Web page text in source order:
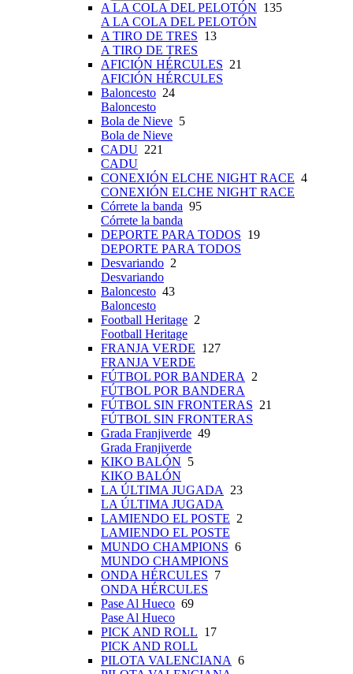
A LA COLA DEL PELOTÓN 135
A LA COLA DEL PELOTÓN
A TIRO DE TRES 13
A TIRO DE TRES
AFICIÓN HÉRCULES 21
AFICIÓN HÉRCULES
Baloncesto 24
Baloncesto
Bola de Nieve 5
Bola de Nieve
CADU 221
CADU
CONEXIÓN ELCHE NIGHT RACE 4
CONEXIÓN ELCHE NIGHT RACE
Córrete la banda 95
Córrete la banda
DEPORTE PARA TODOS 19
DEPORTE PARA TODOS
Desvariando 2
Desvariando
Baloncesto 43
Baloncesto
Football Heritage 2
Football Heritage
FRANJA VERDE 127
FRANJA VERDE
FÚTBOL POR BANDERA 2
FÚTBOL POR BANDERA
FÚTBOL SIN FRONTERAS 21
FÚTBOL SIN FRONTERAS
Grada Franjiverde 49
Grada Franjiverde
KIKO BALÓN 5
KIKO BALÓN
LA ÚLTIMA JUGADA 23
LA ÚLTIMA JUGADA
LAMIENDO EL POSTE 2
LAMIENDO EL POSTE
MUNDO CHAMPIONS 6
MUNDO CHAMPIONS
ONDA HÉRCULES 7
ONDA HÉRCULES
Pase Al Hueco 69
Pase Al Hueco
PICK AND ROLL 17
PICK AND ROLL
PILOTA VALENCIANA 6